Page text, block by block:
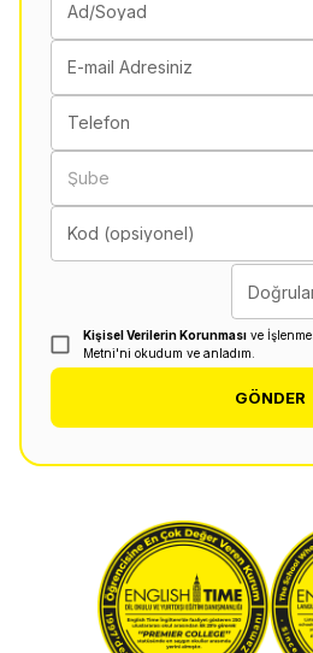
Ad/Soyad
E-mail Adresiniz
Telefon
Şube
Kod (opsiyonel)
Kişisel Verilerin Korunması ve
Metni'ni okudum ve anladım.
GÖNDER